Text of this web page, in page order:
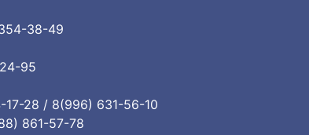
38-49
95
17-28 / 8(996) 631-56-10
861-57-78